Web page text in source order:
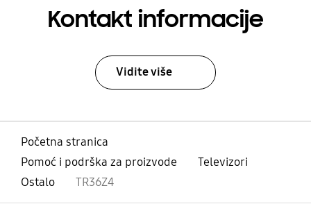
Kontakt informacije
Vidite više
Početna stranica
Pomoć i podrška za proizvode
Televizori
Ostalo
TR36Z4